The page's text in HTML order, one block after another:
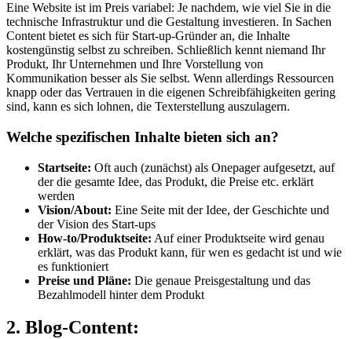
Eine Website ist im Preis variabel: Je nachdem, wie viel Sie in die
technische Infrastruktur und die Gestaltung investieren. In Sachen
Content bietet es sich für Start-up-Gründer an, die Inhalte
kostengünstig selbst zu schreiben. Schließlich kennt niemand Ihr
Produkt, Ihr Unternehmen und Ihre Vorstellung von
Kommunikation besser als Sie selbst. Wenn allerdings Ressourcen
knapp oder das Vertrauen in die eigenen Schreibfähigkeiten gering
sind, kann es sich lohnen, die Texterstellung auszulagern.
Welche spezifischen Inhalte bieten sich an?
Startseite: Oft auch (zunächst) als Onepager aufgesetzt, auf
der die gesamte Idee, das Produkt, die Preise etc. erklärt
werden
Vision/About: Eine Seite mit der Idee, der Geschichte und
der Vision des Start-ups
How-to/Produktseite: Auf einer Produktseite wird genau
erklärt, was das Produkt kann, für wen es gedacht ist und wie
es funktioniert
Preise und Pläne: Die genaue Preisgestaltung und das
Bezahlmodell hinter dem Produkt
2. Blog-Content: